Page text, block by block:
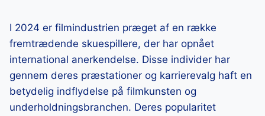
I 2024 er filmindustrien præget af en række
fremtrædende skuespillere, der har opnået
international anerkendelse. Disse individer har
gennem deres præstationer og karrierevalg haft en
betydelig indflydelse på filmkunsten og
underholdningsbranchen. Deres popularitet